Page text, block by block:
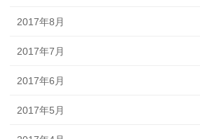
2017年8月
2017年7月
2017年6月
2017年5月